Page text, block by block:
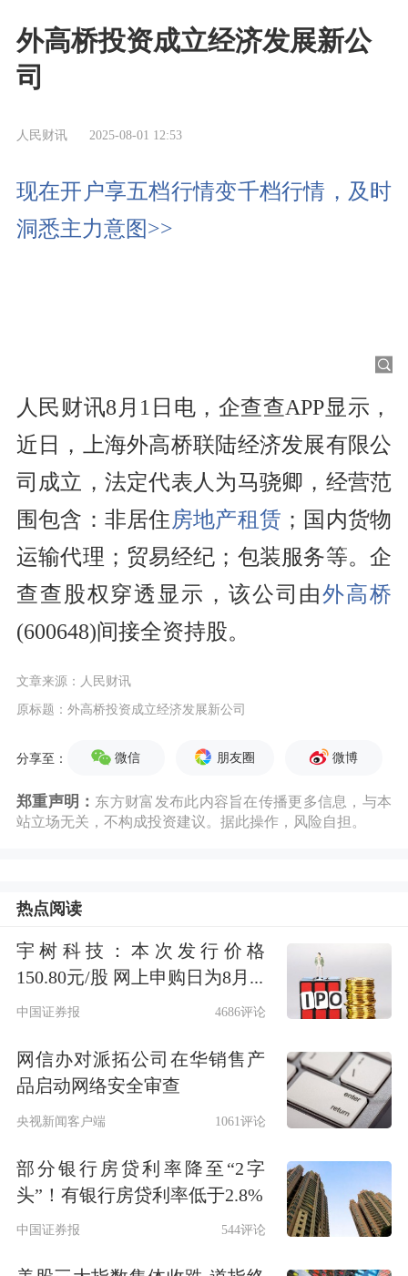
外高桥投资成立经济发展新公
司
人民财讯 2025-08-01 12:53
现在开户享五档行情变千档行情，及时
洞悉主力意图>>
人民财讯8月1日电，企查查APP显示，
近日，上海外高桥联陆经济发展有限公
司成立，法定代表人为马骁卿，经营范
围包含：非居住房地产租赁 ；国内货物
运输代理；贸易经纪；包装服务等。企
查查股权穿透显示，该公司由外高桥
(600648)间接全资持股。
文章来源：人民财讯
原标题：外高桥投资成立经济发展新公司
分享至： 微信 朋友圈 微博
郑重声明： 东方财富发布此内容旨在传播更多信息，与本
站立场无关，不构成投资建议。据此操作，风险自担。
热点阅读
宇树科技：本次发行价格
150.80元/股 网上申购日为8月...
中国证券报 4686评论
网信办对派拓公司在华销售产
品启动网络安全审查
央视新闻客户端 1061评论
部分银行房贷利率降至“2字
头”！有银行房贷利率低于2.8%
中国证券报 544评论